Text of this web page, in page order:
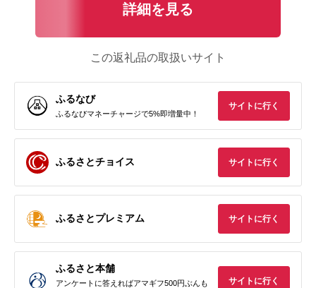
詳細を見る
この返礼品の取扱いサイト
ふるなび
ふるなびマネーチャージで5%即増量中！
サイトに行く
ふるさとチョイス サイトに行く
ふるさとプレミアム サイトに行く
ふるさと本舗
アンケートに答えればアマギフ500円ぶんも
サイトに行く